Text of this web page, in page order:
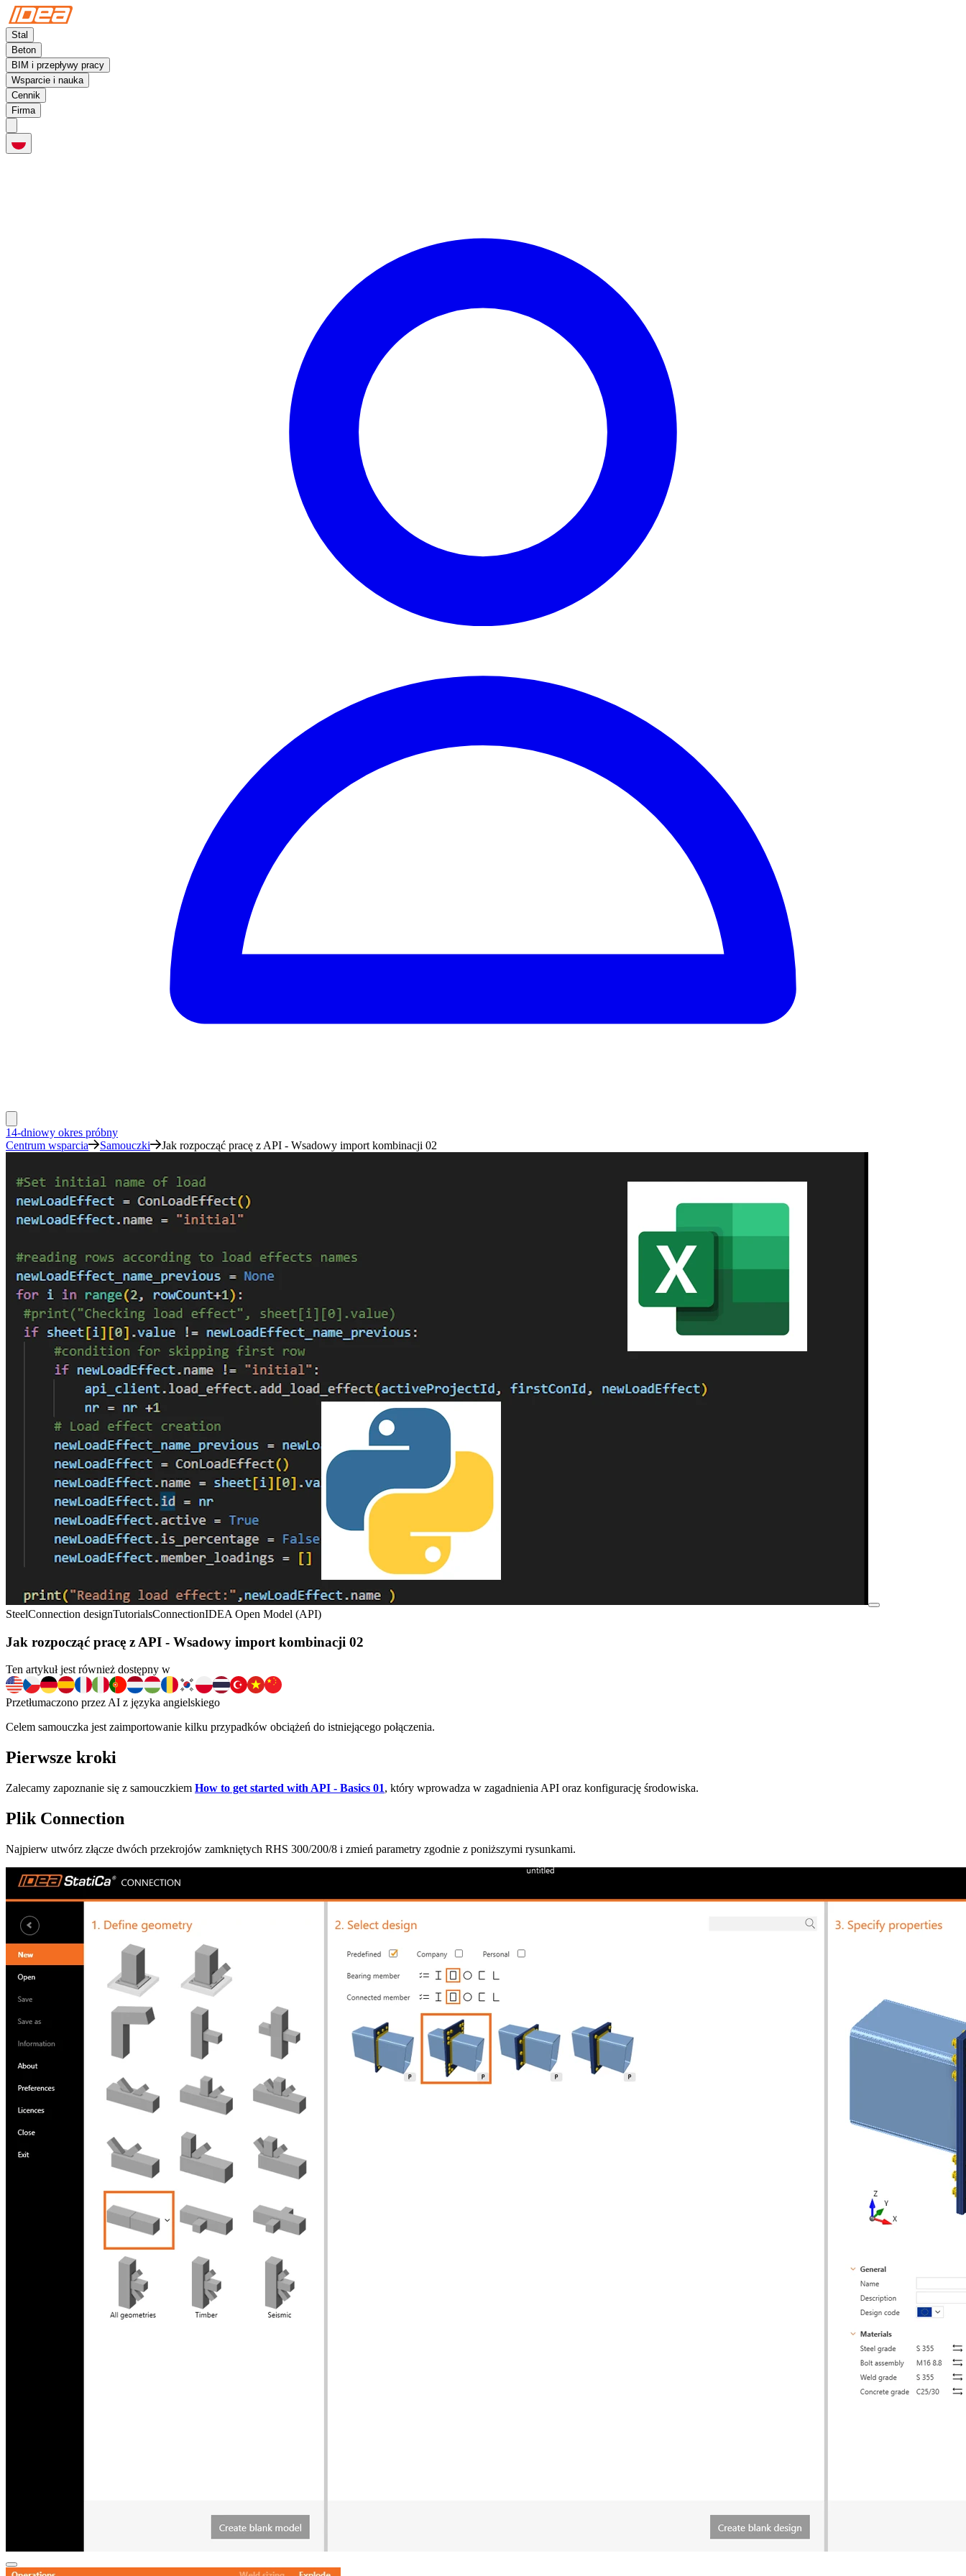
Stal
Beton
BIM i przepływy pracy
Wsparcie i nauka
Cennik
Firma
14-dniowy okres próbny
Centrum wsparcia
Samouczki Jak rozpocząć pracę z API - Wsadowy import kombinacji 02
SteelConnection designTutorialsConnectionIDEA Open Model (API)
Jak rozpocząć pracę z API - Wsadowy import kombinacji 02
Ten artykuł jest również dostępny w
Przetłumaczono przez AI z języka angielskiego
Celem samouczka jest zaimportowanie kilku przypadków obciążeń do istniejącego połączenia.
Pierwsze kroki
Zalecamy zapoznanie się z samouczkiem How to get started with API - Basics 01, który wprowadza w zagadnienia API oraz konfigurację środowiska.
Plik Connection
Najpierw utwórz złącze dwóch przekrojów zamkniętych RHS 300/200/8 i zmień parametry zgodnie z poniższymi rysunkami.